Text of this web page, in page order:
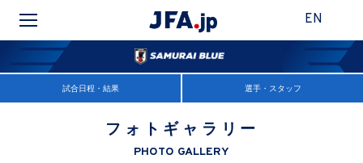
EN
試合日程・結果 選手・スタッフ
フォトギャラリー
PHOTO GALLERY